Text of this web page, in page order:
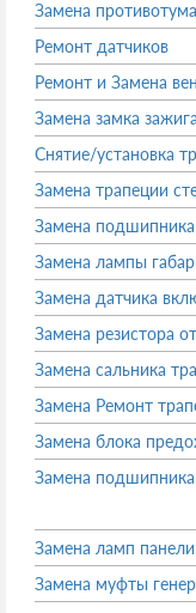
Замена
Ремонт датчиков
Ремонт и Замена
Замена замка
Снятие/установка
Замена трапеции
Замена подшипника
Замена лампы
Замена датчика
Замена резистора
Замена сальника
Замена Ремонт
Замена блока
Замена
Замена ламп панели
Замена муфты